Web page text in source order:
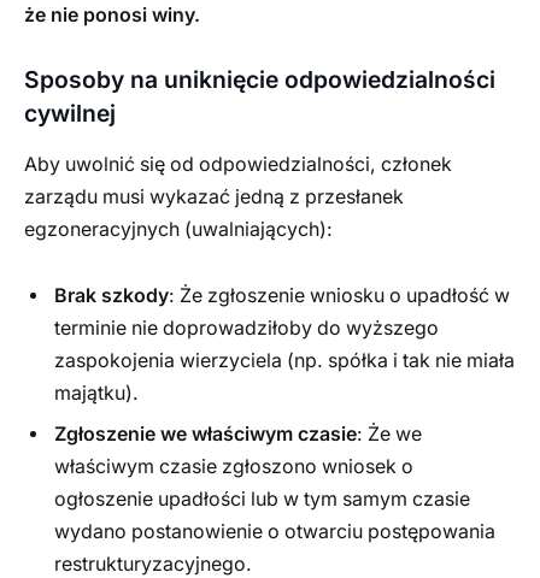
że nie ponosi winy.
Sposoby na uniknięcie odpowiedzialności
cywilnej
Aby uwolnić się od odpowiedzialności, członek
zarządu musi wykazać jedną z przesłanek
egzoneracyjnych (uwalniających):
Brak szkody: Że zgłoszenie wniosku o upadłość w
terminie nie doprowadziłoby do wyższego
zaspokojenia wierzyciela (np. spółka i tak nie miała
majątku).
Zgłoszenie we właściwym czasie: Że we
właściwym czasie zgłoszono wniosek o
ogłoszenie upadłości lub w tym samym czasie
wydano postanowienie o otwarciu postępowania
restrukturyzacyjnego.